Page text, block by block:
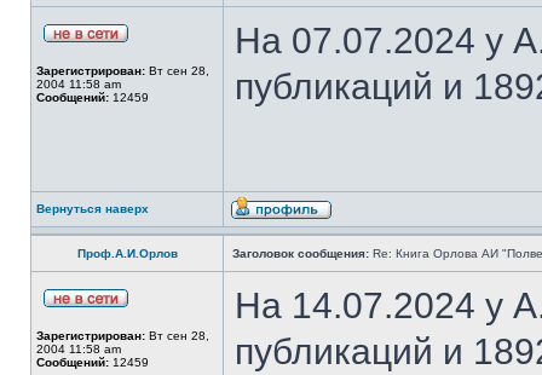
Зарегистрирован: Вт сен 28,
2004 11:58 am
Сообщений: 12459
На 07.07.2024 у
публикаций и
Вернуться наверх
Проф.А.И.Орлов Заголовок сообщения: Re: Книга Орлова АИ
Зарегистрирован: Вт сен 28,
2004 11:58 am
Сообщений: 12459
На 14.07.2024 у
публикаций и